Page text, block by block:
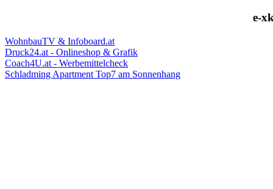
e-
WohnbauTV & Infoboard.at
Druck24.at - Onlineshop & Grafik
Coach4U.at - Werbemittelcheck
Schladming Apartment Top7 am Sonnenhang